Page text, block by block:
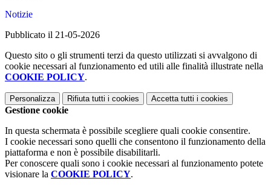
Notizie
Pubblicato il 21-05-2026
Questo sito o gli strumenti terzi da questo utilizzati si avvalgono di
cookie necessari al funzionamento ed utili alle finalità illustrate nella
COOKIE POLICY.
Personalizza Rifiuta tutti i cookies Accetta tutti i cookies
Gestione cookie
In questa schermata è possibile scegliere quali cookie consentire.
I cookie necessari sono quelli che consentono il funzionamento della
piattaforma e non è possibile disabilitarli.
Per conoscere quali sono i cookie necessari al funzionamento potete
visionare la COOKIE POLICY.